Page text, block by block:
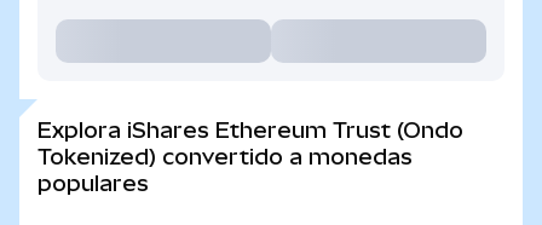
Explora iShares Ethereum Trust (Ondo
Tokenized) convertido a monedas
populares